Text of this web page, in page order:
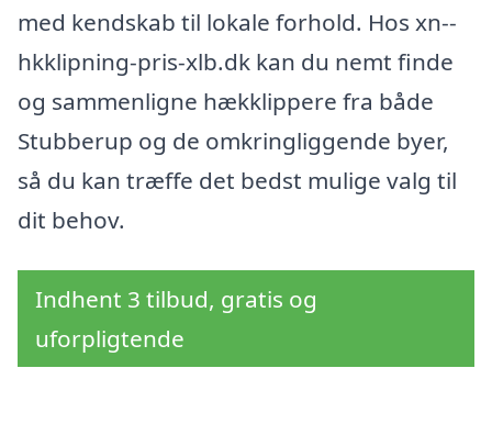
med kendskab til lokale forhold. Hos xn--
hkklipning-pris-xlb.dk kan du nemt finde
og sammenligne hækklippere fra både
Stubberup og de omkringliggende byer,
så du kan træffe det bedst mulige valg til
dit behov.
Indhent 3 tilbud, gratis og
uforpligtende